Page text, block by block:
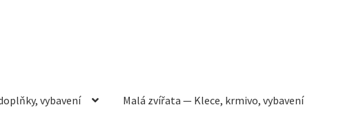
vybavení Malá zvířata — Klece, krmivo, vybavení